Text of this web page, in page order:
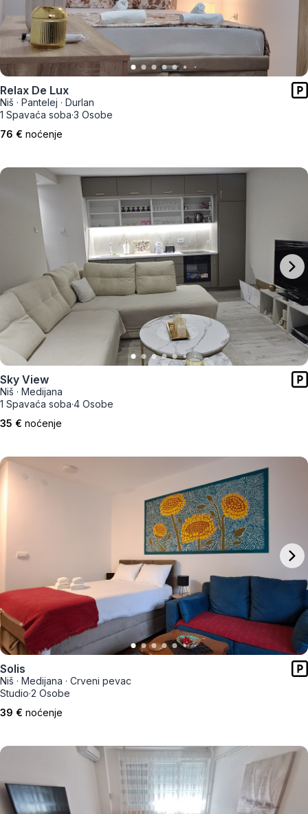
Relax De Lux
Niš · Pantelej · Durlan
1 Spavaća soba·3 Osobe
76 € noćenje
Sky View
Niš · Medijana
1 Spavaća soba·4 Osobe
35 € noćenje
Solis
Niš · Medijana · Crveni pevac
Studio·2 Osobe
39 € noćenje